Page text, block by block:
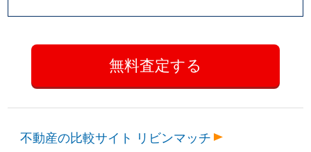
不動産の比較サイト リビンマッチ